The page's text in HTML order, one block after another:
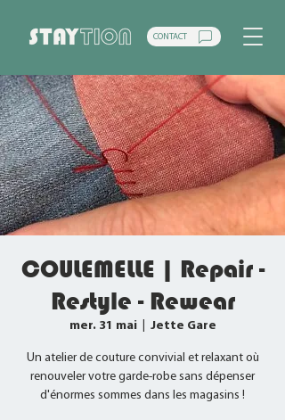
CONTACT
COULEMELLE | Repair -
Restyle - Rewear
mer. 31 mai
  |
Jette Gare
Un atelier de couture convivial et relaxant où
renouveler votre garde-robe sans dépenser
d'énormes sommes dans les magasins !